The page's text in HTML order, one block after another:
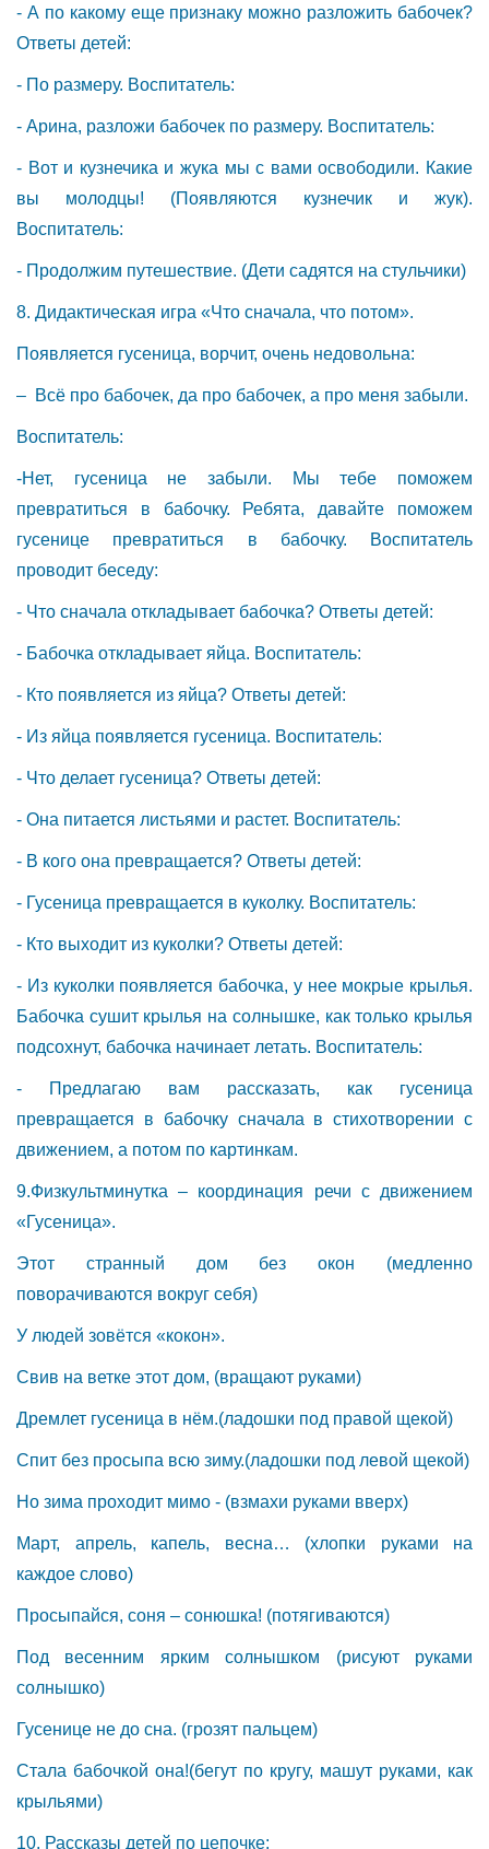
- А по какому еще признаку можно разложить бабочек?
Ответы детей:
- По размеру. Воспитатель:
- Арина, разложи бабочек по размеру. Воспитатель:
- Вот и кузнечика и жука мы с вами освободили. Какие
вы молодцы! (Появляются кузнечик и жук).
Воспитатель:
- Продолжим путешествие. (Дети садятся на стульчики)
8. Дидактическая игра «Что сначала, что потом».
Появляется гусеница, ворчит, очень недовольна:
– Всё про бабочек, да про бабочек, а про меня забыли.
Воспитатель:
-Нет, гусеница не забыли. Мы тебе поможем
превратиться в бабочку. Ребята, давайте поможем
гусенице превратиться в бабочку. Воспитатель
проводит беседу:
- Что сначала откладывает бабочка? Ответы детей:
- Бабочка откладывает яйца. Воспитатель:
- Кто появляется из яйца? Ответы детей:
- Из яйца появляется гусеница. Воспитатель:
- Что делает гусеница? Ответы детей:
- Она питается листьями и растет. Воспитатель:
- В кого она превращается? Ответы детей:
- Гусеница превращается в куколку. Воспитатель:
- Кто выходит из куколки? Ответы детей:
- Из куколки появляется бабочка, у нее мокрые крылья.
Бабочка сушит крылья на солнышке, как только крылья
подсохнут, бабочка начинает летать. Воспитатель:
- Предлагаю вам рассказать, как гусеница
превращается в бабочку сначала в стихотворении с
движением, а потом по картинкам.
9.Физкультминутка – координация речи с движением
«Гусеница».
Этот странный дом без окон (медленно
поворачиваются вокруг себя)
У людей зовётся «кокон».
Свив на ветке этот дом, (вращают руками)
Дремлет гусеница в нём.(ладошки под правой щекой)
Спит без просыпа всю зиму.(ладошки под левой щекой)
Но зима проходит мимо - (взмахи руками вверх)
Март, апрель, капель, весна… (хлопки руками на
каждое слово)
Просыпайся, соня – сонюшка! (потягиваются)
Под весенним ярким солнышком (рисуют руками
солнышко)
Гусенице не до сна. (грозят пальцем)
Стала бабочкой она!(бегут по кругу, машут руками, как
крыльями)
10. Рассказы детей по цепочке: